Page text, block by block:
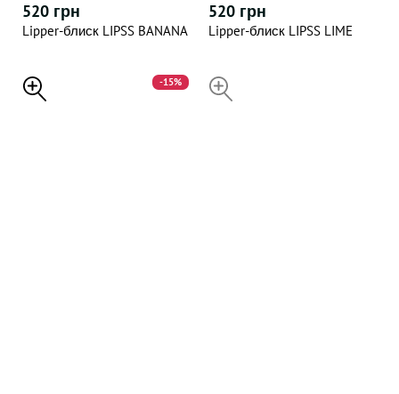
520 грн
Lipper-блиск LIPSS BANANA
520 грн
Lipper-блиск LIPSS LIME
-15%